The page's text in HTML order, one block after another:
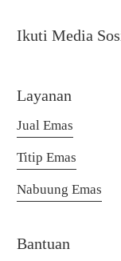
Ikuti Media
Layanan
Jual Emas
Titip Emas
Nabuung Emas
Bantuan